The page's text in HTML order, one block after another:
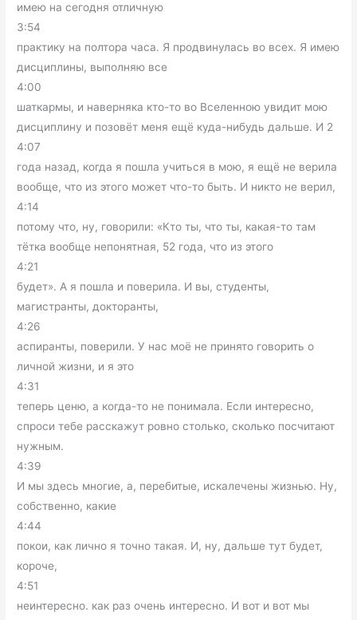
имею на сегодня отличную
3:54
практику на полтора часа. Я продвинулась во всех. Я имею
дисциплины, выполняю все
4:00
шаткармы, и наверняка кто-то во Вселенною увидит мою
дисциплину и позовёт меня ещё куда-нибудь дальше. И 2
4:07
года назад, когда я пошла учиться в мою, я ещё не верила
вообще, что из этого может что-то быть. И никто не верил,
4:14
потому что, ну, говорили: «Кто ты, что ты, какая-то там
тётка вообще непонятная, 52 года, что из этого
4:21
будет». А я пошла и поверила. И вы, студенты,
магистранты, докторанты,
4:26
аспиранты, поверили. У нас моё не принято говорить о
личной жизни, и я это
4:31
теперь ценю, а когда-то не понимала. Если интересно,
спроси тебе расскажут ровно столько, сколько посчитают
нужным.
4:39
И мы здесь многие, а, перебитые, искалечены жизнью. Ну,
собственно, какие
4:44
покои, как лично я точно такая. И, ну, дальше тут будет,
короче,
4:51
неинтересно. как раз очень интересно. И вот и вот мы